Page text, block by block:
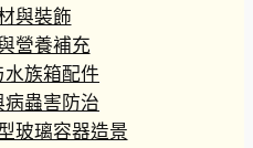
與裝飾
營養補充
族箱配件
蟲害防治
玻璃容器造景